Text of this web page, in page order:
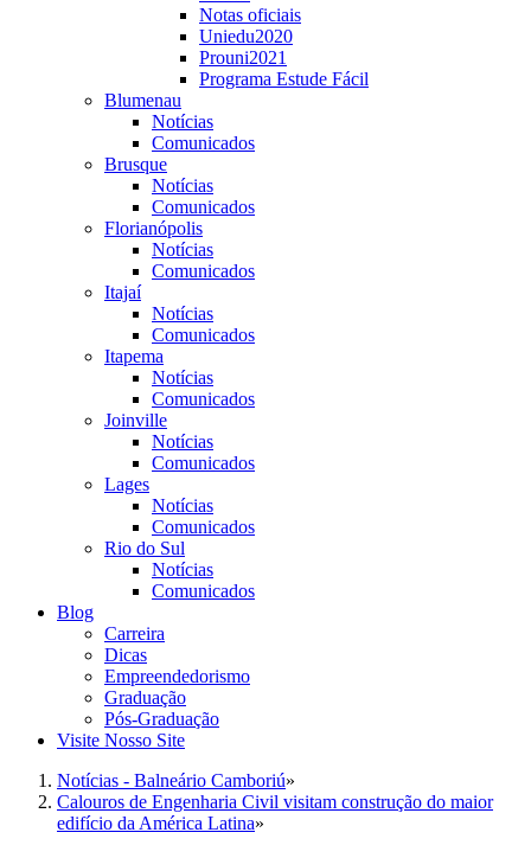
Notas oficiais
Uniedu2020
Prouni2021
Programa Estude Fácil
Blumenau
Notícias
Comunicados
Brusque
Notícias
Comunicados
Florianópolis
Notícias
Comunicados
Itajaí
Notícias
Comunicados
Itapema
Notícias
Comunicados
Joinville
Notícias
Comunicados
Lages
Notícias
Comunicados
Rio do Sul
Notícias
Comunicados
Blog
Carreira
Dicas
Empreendedorismo
Graduação
Pós-Graduação
Visite Nosso Site
Notícias - Balneário Camboriú»
Calouros de Engenharia Civil visitam construção do maior
edifício da América Latina»